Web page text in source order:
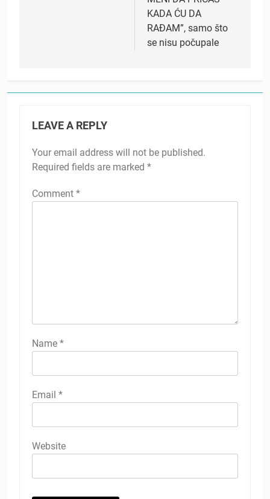
KADA ĆU DA
RAĐAM”, samo što
se nisu počupale
LEAVE A REPLY
Your email address will not be published.
Required fields are marked *
Comment *
Name *
Email *
Website